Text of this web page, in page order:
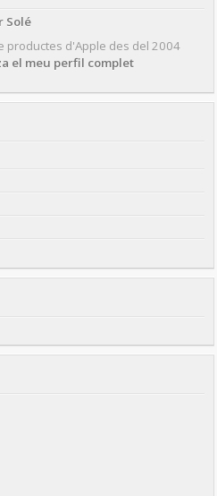
Solé
productes d'Apple des del 2004
el meu perfil complet